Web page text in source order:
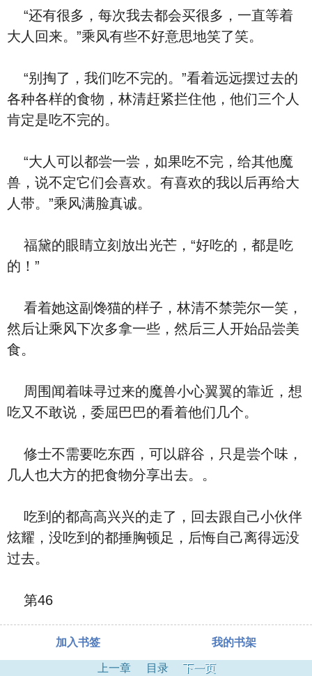
“还有很多，每次我去都会买很多，一直等着
大人回来。”乘风有些不好意思地笑了笑。
“别掏了，我们吃不完的。”看着远远摆过去的
各种各样的食物，林清赶紧拦住他，他们三个人
肯定是吃不完的。
“大人可以都尝一尝，如果吃不完，给其他魔
兽，说不定它们会喜欢。有喜欢的我以后再给大
人带。”乘风满脸真诚。
福黛的眼睛立刻放出光芒，“好吃的，都是吃
的！”
看着她这副馋猫的样子，林清不禁莞尔一笑，
然后让乘风下次多拿一些，然后三人开始品尝美
食。
周围闻着味寻过来的魔兽小心翼翼的靠近，想
吃又不敢说，委屈巴巴的看着他们几个。
修士不需要吃东西，可以辟谷，只是尝个味，
几人也大方的把食物分享出去。。
吃到的都高高兴兴的走了，回去跟自己小伙伴
炫耀，没吃到的都捶胸顿足，后悔自己离得远没
过去。
第46
加入书签 我的书架
上一章 目录 下一页